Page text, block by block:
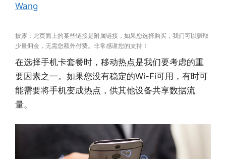
Wang
披露：此页面上的某些链接是附属链接，如果您选择购买，我们可以赚取
少量佣金，无需您额外付费。非常感谢您的支持！
在选择手机卡套餐时，移动热点是我们要考虑的重
要因素之一。如果您没有稳定的Wi-Fi可用，有时可
能需要将手机变成热点，供其他设备共享数据流
量。